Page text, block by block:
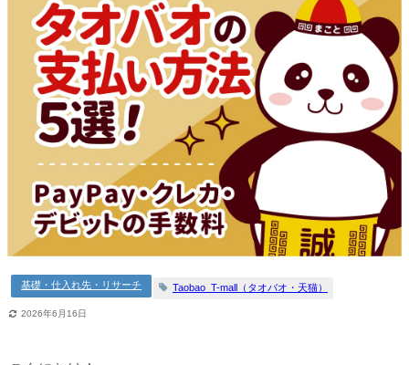
基礎・仕入れ先・リサーチ Taobao_T-mall（タオバオ・天猫）
2026年6月16日